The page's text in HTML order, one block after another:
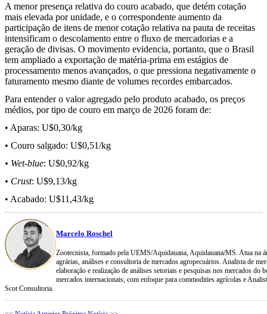
A menor presença relativa do couro acabado, que detém cotação
mais elevada por unidade, e o correspondente aumento da
participação de itens de menor cotação relativa na pauta de receitas
intensificam o descolamento entre o fluxo de mercadorias e a
geração de divisas. O movimento evidencia, portanto, que o Brasil
tem ampliado a exportação de matéria-prima em estágios de
processamento menos avançados, o que pressiona negativamente o
faturamento mesmo diante de volumes recordes embarcados.
Para entender o valor agregado pelo produto acabado, os preços
médios, por tipo de couro em março de 2026 foram de:
• Aparas: U$0,30/kg
• Couro salgado: U$0,51/kg
• Wet-blue: U$0,92/kg
• Crust: U$9,13/kg
• Acabado: U$11,43/kg
Marcelo Roschel
Zootecnista, formado pela UEMS/Aquidauana, Aquidauana/MS. Atua na
agrárias, análises e consultoria de mercados agropecuários. Analista de
elaboração e realização de análises setoriais e pesquisas nos mercados do
mercados internacionais, com enfoque para commodities agrícolas e
Scot Consultoria.